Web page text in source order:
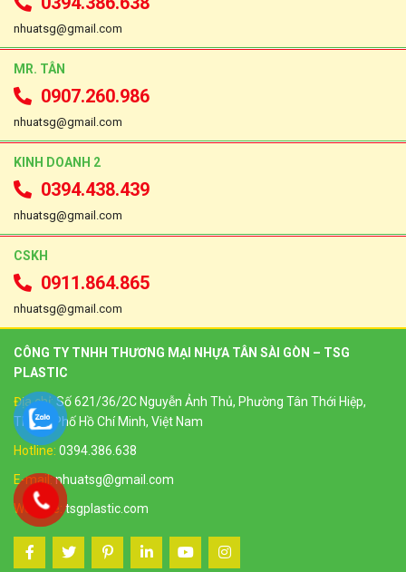
nhuatsg@gmail.com
MR. TÂN
0907.260.986
nhuatsg@gmail.com
KINH DOANH 2
0394.438.439
nhuatsg@gmail.com
CSKH
0911.864.865
nhuatsg@gmail.com
CÔNG TY TNHH THƯƠNG MẠI NHỰA TÂN SÀI GÒN – TSG
PLASTIC
Địa chỉ: Số 621/36/2C Nguyễn Ảnh Thủ, Phường Tân Thới Hiệp,
Thành Phố Hồ Chí Minh, Việt Nam
Hotline: 0394.386.638
E-mail:nhuatsg@gmail.com
Website: tsgplastic.com